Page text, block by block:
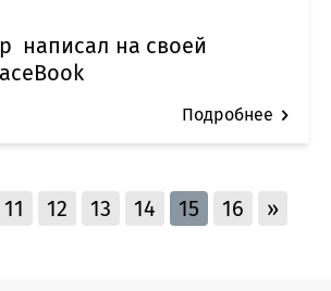
написал на своей
Подробнее
11 12 13 14 15 16 »